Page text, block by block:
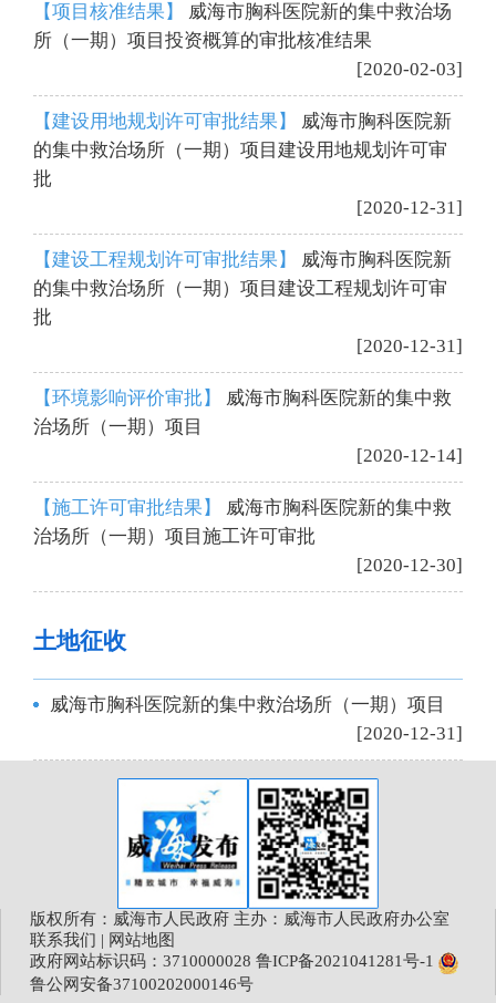
【项目核准结果】 威海市胸科医院新的集中救治场
所（一期）项目投资概算的审批核准结果
[2020-02-03]
【建设用地规划许可审批结果】 威海市胸科医院新
的集中救治场所（一期）项目建设用地规划许可审
批
[2020-12-31]
【建设工程规划许可审批结果】 威海市胸科医院新
的集中救治场所（一期）项目建设工程规划许可审
批
[2020-12-31]
【环境影响评价审批】 威海市胸科医院新的集中救
治场所（一期）项目
[2020-12-14]
【施工许可审批结果】 威海市胸科医院新的集中救
治场所（一期）项目施工许可审批
[2020-12-30]
土地征收
威海市胸科医院新的集中救治场所（一期）项目
[2020-12-31]
版权所有：威海市人民政府 主办：威海市人民政府办公室
联系我们 | 网站地图
政府网站标识码：3710000028 鲁ICP备2021041281号-1
鲁公网安备37100202000146号